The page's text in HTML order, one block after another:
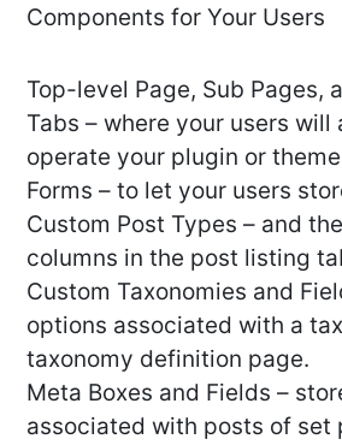
Components for Your Users
Top-level Page, Sub Pages,
Tabs – where your users will
operate your plugin or
Forms – to let your users
Custom Post Types – and
columns in the post listing
Custom Taxonomies and
options associated with a
taxonomy definition page.
Meta Boxes and Fields –
associated with posts of set